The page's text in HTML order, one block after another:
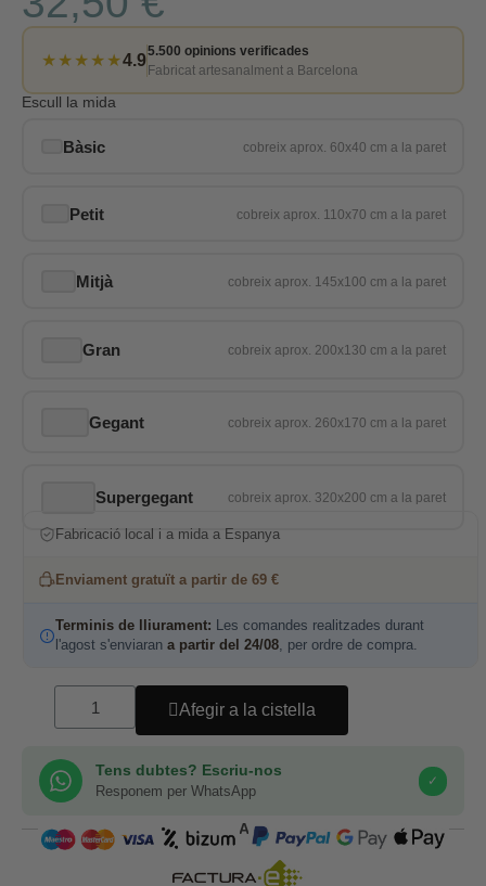
★★★★★4.9
5.500 opinions verificades
Fabricat artesanalment a Barcelona
Escull la mida
Bàsic
Petit
Mitjà
Gran
Gegant
Supergegant
Fabricació local i a mida a Espanya
Enviament gratuït a partir de 69 €
Terminis de lliurament: Les comandes realitzades durant
l'agost s'enviaran a partir del 24/08, per ordre de compra.
Afegir a la cistella
Tens dubtes? Escriu-nos
Responem per WhatsApp
✓
COMPRA SEGURA